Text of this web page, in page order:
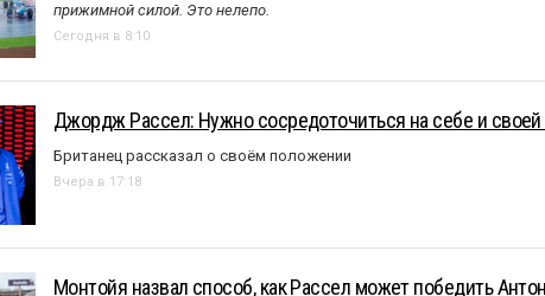
прижимной силой. Это нелепо.
Сегодня в 8:10
Джордж Рассел: Нужно сосредоточиться на себе и
Британец рассказал о своём положении
Вчера в 17:18
Монтойя назвал способ, как Рассел может победить